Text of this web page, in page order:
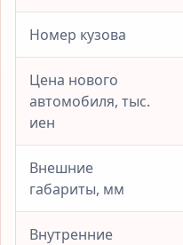
Номер кузова
Цена нового
автомобиля, тыс.
иен
Внешние
габариты, мм
Внутренние